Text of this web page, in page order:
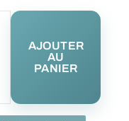
AJOUTER
AU
PANIER